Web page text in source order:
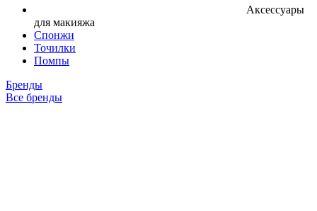
Аксессуары
для макияжа
Спонжи
Точилки
Помпы
Бренды
Все бренды